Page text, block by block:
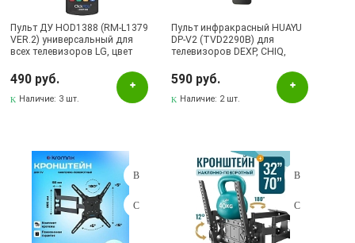
OnLime
Samsung
TUAREX
VLK
Pаспределительный центр
Альметьевск, ул.Ленина, 132, ТЦ ЛЕНТА
Бавлы, ул.Пионерская, 11
Пульт ДУ HOD1388 (RM-L1379
VER.2) универсальный для
всех телевизоров LG, цвет
490 руб.
Наличие: 3 шт.
Пульт инфракрасный HUAYU
DP-V2 (TVD2290B) для
телевизоров DЕXP, CHIQ,
голосового управления, цвет
черный
590 руб.
Наличие: 2 шт.